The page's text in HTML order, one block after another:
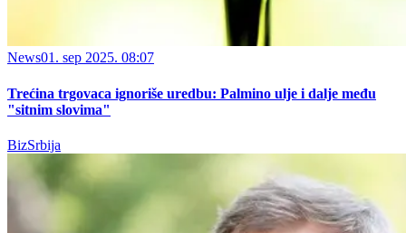
News01. sep 2025. 08:07
Trećina trgovaca ignoriše uredbu: Palmino ulje i dalje među
"sitnim slovima"
BizSrbija